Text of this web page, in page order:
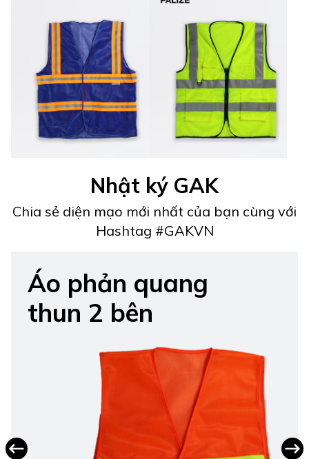
Nhật ký GAK
Chia sẻ diện mạo mới nhất của bạn cùng với
Hashtag #GAKVN
Áo phản quang
thun 2 bên